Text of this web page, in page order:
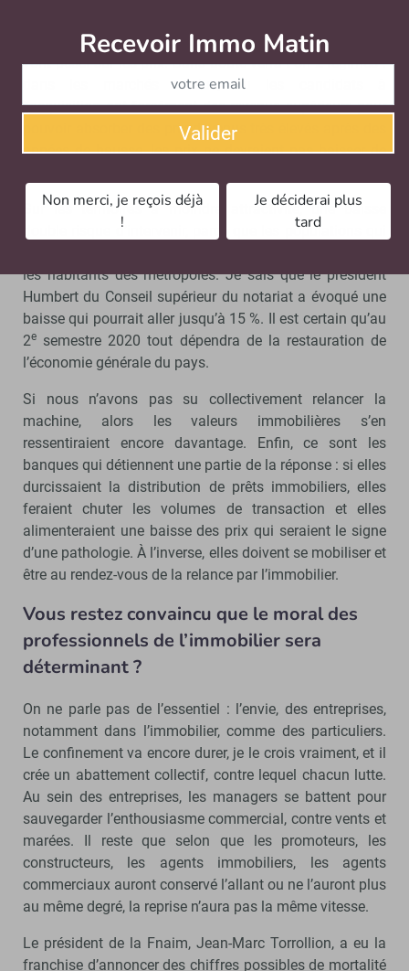
entraîné des difficultés lourdes pour les ménages, qui
vont peser sur les prix. Sans doute verra-t-on 2 régimes :
dans les marchés tendus, où les candidats à
l’acquisition ont forcément des revenus supérieurs pour
pouvoir absorber des prix devenus très élevés après des
années de hausse, les prix ne devraient pas baisser de
Sur les territoires à moindre attractivité, une baisse
double risque d’intervenir, parce que les populations qui
les habitants des métropoles. Je sais que le président
Humbert du Conseil supérieur du notariat a évoqué une
baisse qui pourrait aller jusqu’à 15 %. Il est certain qu’au
2e semestre 2020 tout dépendra de la restauration de
l’économie générale du pays.
Si nous n’avons pas su collectivement relancer la
machine, alors les valeurs immobilières s’en
ressentiraient encore davantage. Enfin, ce sont les
banques qui détiennent une partie de la réponse : si elles
durcissaient la distribution de prêts immobiliers, elles
feraient chuter les volumes de transaction et elles
alimenteraient une baisse des prix qui seraient le signe
d’une pathologie. À l’inverse, elles doivent se mobiliser et
être au rendez-vous de la relance par l’immobilier.
Vous restez convaincu que le moral des
professionnels de l’immobilier sera
déterminant ?
On ne parle pas de l’essentiel : l’envie, des entreprises,
notamment dans l’immobilier, comme des particuliers.
Le confinement va encore durer, je le crois vraiment, et il
crée un abattement collectif, contre lequel chacun lutte.
Au sein des entreprises, les managers se battent pour
sauvegarder l’enthousiasme commercial, contre vents et
marées. Il reste que selon que les promoteurs, les
constructeurs, les agents immobiliers, les agents
commerciaux auront conservé l’allant ou ne l’auront plus
au même degré, la reprise n’aura pas la même vitesse.
Le président de la Fnaim, Jean-Marc Torrollion, a eu la
franchise d’annoncer des chiffres possibles de mortalité
Recevoir Immo Matin
Valider
Non merci, je reçois déjà
!
Je déciderai plus
tard